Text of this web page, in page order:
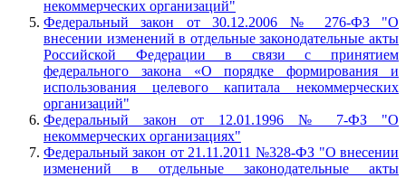
некоммерческих организаций"
Федеральный закон от 30.12.2006 № 276-ФЗ "О
внесении изменений в отдельные законодательные акты
Российской Федерации в связи с принятием
федерального закона «О порядке формирования и
использования целевого капитала некоммерческих
организаций"
Федеральный закон от 12.01.1996 № 7-ФЗ "О
некоммерческих организациях"
Федеральный закон от 21.11.2011 №328-ФЗ "О внесении
изменений в отдельные законодательные акты